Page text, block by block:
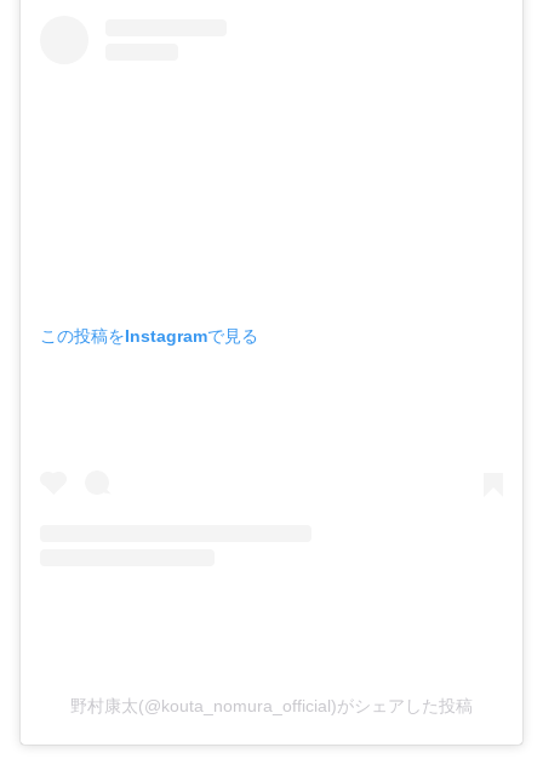
この投稿をInstagramで見る
野村康太(@kouta_nomura_official)がシェアした投稿